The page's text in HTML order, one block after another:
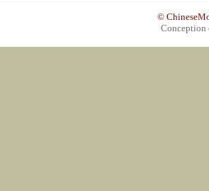
©
Conception